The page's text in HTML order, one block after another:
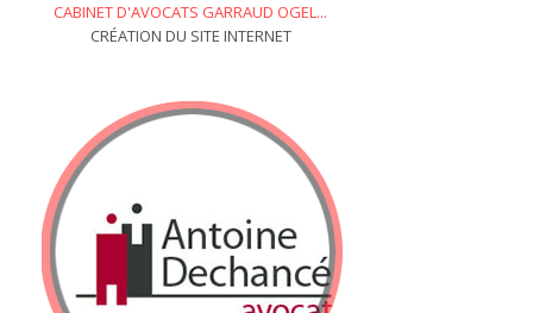
CABINET D'AVOCATS GARRAUD OGEL...
CRÉATION DU SITE INTERNET